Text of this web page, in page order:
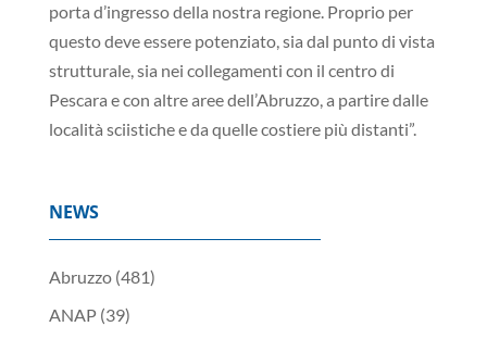
porta d’ingresso della nostra regione. Proprio per
questo deve essere potenziato, sia dal punto di vista
strutturale, sia nei collegamenti con il centro di
Pescara e con altre aree dell’Abruzzo, a partire dalle
località sciistiche e da quelle costiere più distanti”.
NEWS
Abruzzo(481)
ANAP(39)